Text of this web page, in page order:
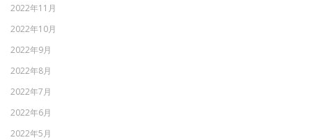
2022年11月
2022年10月
2022年9月
2022年8月
2022年7月
2022年6月
2022年5月